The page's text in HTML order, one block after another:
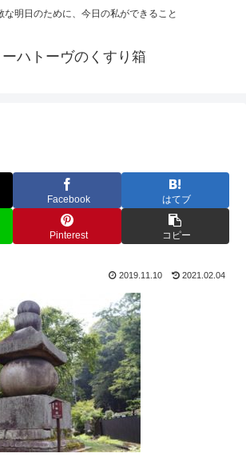
な明日のために、今日の私ができること
ーハトーヴのくすり箱
Facebook はてブ
Pinterest コピー
2019.11.10 2021.02.04